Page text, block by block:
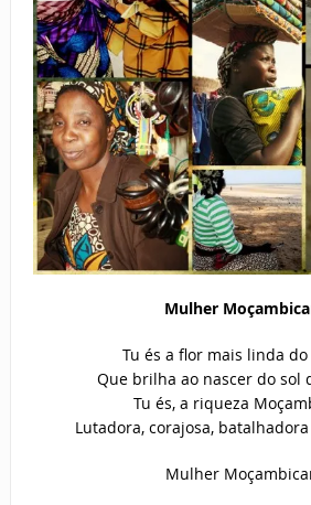
Mulher
Tu és a flor mais linda
Que brilha ao nascer do sol
Tu és, a riqueza
Lutadora, corajosa,
Mulher